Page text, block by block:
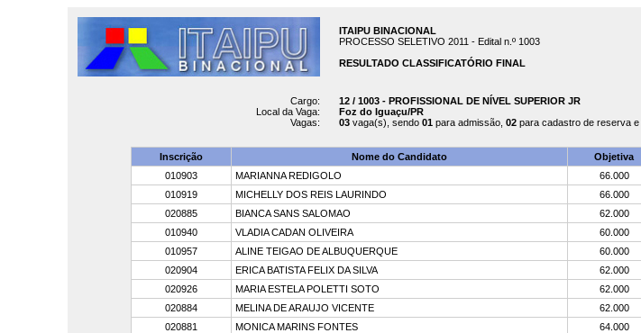
ITAIPU BINACIONAL
PROCESSO SELETIVO 2011 - Edital n.º 1003
RESULTADO CLASSIFICATÓRIO FINAL
Cargo:
Local da Vaga:
Vagas:
12 / 1003 - PROFISSIONAL DE NÍVEL SUPERIOR JR
Foz do Iguaçu/PR
03vaga(s), sendo 01para admissão, 02para cadastro de reserva e
Inscrição Nome do Candidato Objetiva
010903
MARIANNA REDIGOLO 66.000
010919
MICHELLY DOS REIS LAURINDO 66.000
020885
BIANCA SANS SALOMAO 62.000
010940
VLADIA CADAN OLIVEIRA 60.000
010957
ALINE TEIGAO DE ALBUQUERQUE 60.000
020904
ERICA BATISTA FELIX DA SILVA 62.000
020926
MARIA ESTELA POLETTI SOTO 62.000
020884
MELINA DE ARAUJO VICENTE 62.000
020881
MONICA MARINS FONTES 64.000